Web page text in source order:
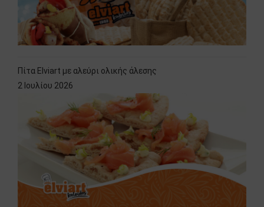
Πίτα Elviart με αλεύρι ολικής άλεσης
2 Ιουλίου 2026